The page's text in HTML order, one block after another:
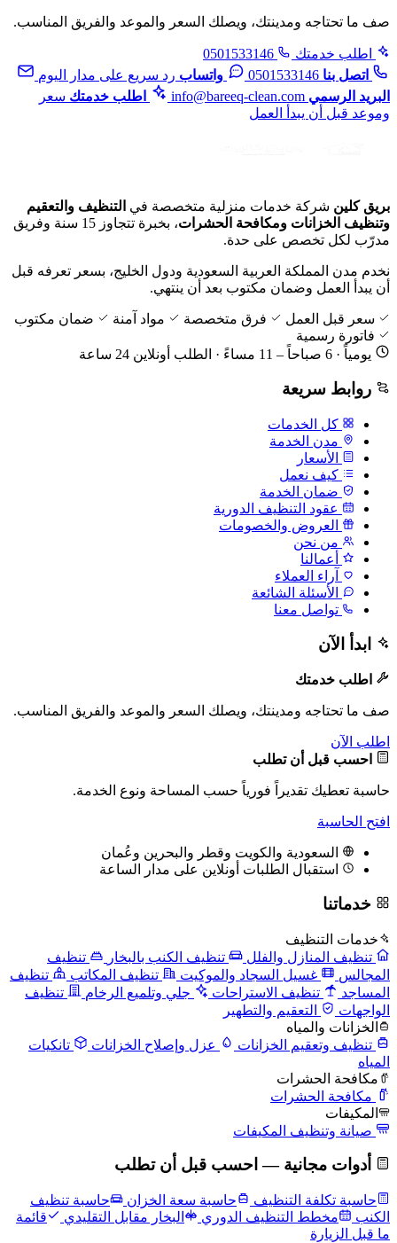
صف ما تحتاجه ومدينتك، ويصلك السعر والموعد والفريق المناسب.
اطلب خدمتك
0501533146
اتصل بنا 0501533146 واتساب رد سريع على مدار اليوم
البريد الرسمي info@bareeq-clean.com اطلب خدمتك سعر
وموعد قبل أن يبدأ العمل
بريق كلين شركة خدمات منزلية متخصصة في التنظيف والتعقيم
وتنظيف الخزانات ومكافحة الحشرات
، بخبرة تتجاوز 15 سنة وفريق
مدرّب لكل تخصص على حدة.
نخدم مدن المملكة العربية السعودية ودول الخليج، بسعر تعرفه قبل
أن يبدأ العمل وضمان مكتوب بعد أن ينتهي.
سعر قبل العمل فرق متخصصة مواد آمنة
ضمان مكتوب
فاتورة رسمية
يومياً · 6 صباحاً – 11 مساءً · الطلب أونلاين 24 ساعة
روابط سريعة
كل الخدمات
مدن الخدمة
الأسعار
كيف نعمل
ضمان الخدمة
عقود التنظيف الدورية
العروض والخصومات
من نحن
أعمالنا
آراء العملاء
الأسئلة الشائعة
تواصل معنا
ابدأ الآن
اطلب خدمتك
صف ما تحتاجه ومدينتك، ويصلك السعر والموعد والفريق المناسب.
اطلب الآن
احسب قبل أن تطلب
حاسبة تعطيك تقديراً فورياً حسب المساحة ونوع الخدمة.
افتح الحاسبة
السعودية والكويت وقطر والبحرين وعُمان
استقبال الطلبات أونلاين على مدار الساعة
خدماتنا
خدمات التنظيف
تنظيف المنازل والفلل
تنظيف الكنب بالبخار
تنظيف
المجالس
غسيل السجاد والموكيت تنظيف المكاتب
تنظيف
المساجد
تنظيف الاستراحات جلي وتلميع الرخام
تنظيف
الواجهات
التعقيم والتطهير
الخزانات والمياه
تنظيف وتعقيم الخزانات
عزل وإصلاح الخزانات
تانكيات
المياه
مكافحة الحشرات
مكافحة الحشرات
المكيفات
صيانة وتنظيف المكيفات
أدوات مجانية — احسب قبل أن تطلب
حاسبة تكلفة التنظيف حاسبة سعة الخزان
حاسبة تنظيف
الكنب
مخطط التنظيف الدوري البخار مقابل التقليدي
قائمة
ما قبل الزيارة